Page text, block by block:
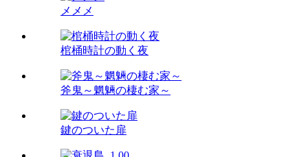
メメメ
棺桶時計の動く夜
斧鬼～魍魎の棲む家～
鍵のついた扉